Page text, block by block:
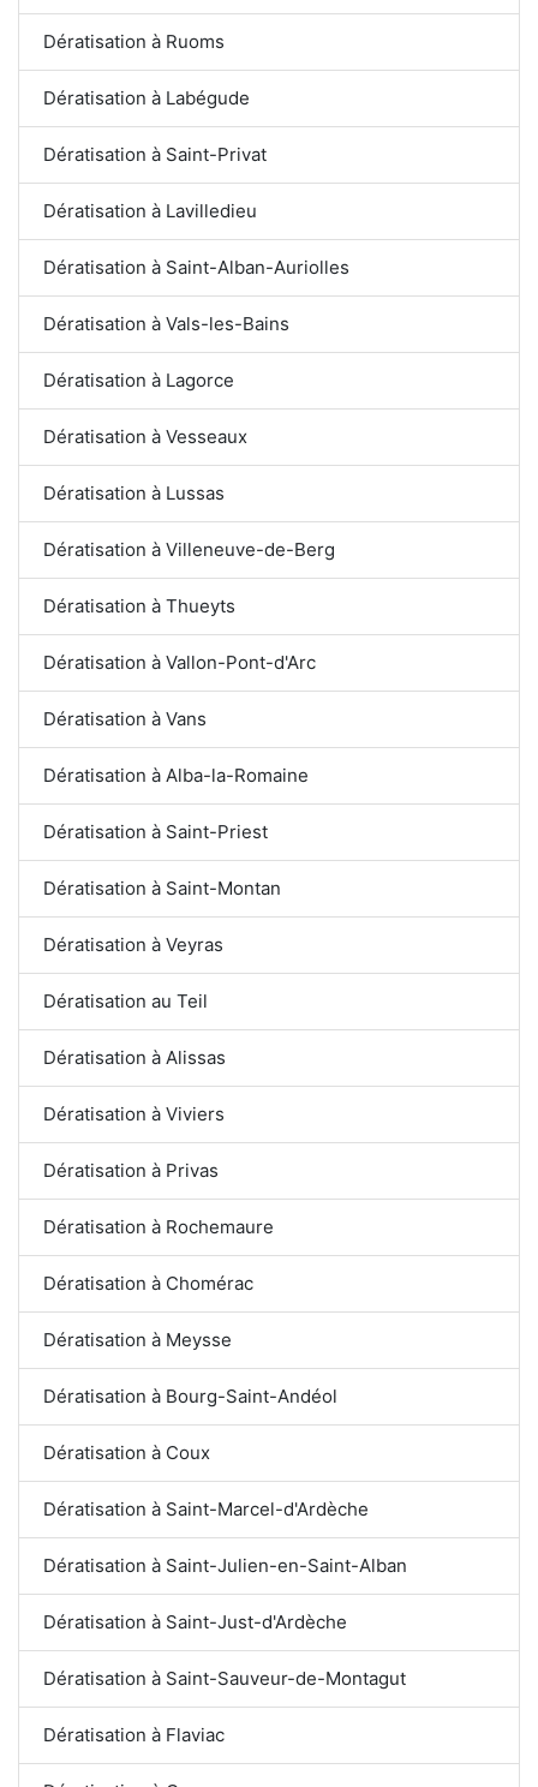
Dératisation à Ruoms
Dératisation à Labégude
Dératisation à Saint-Privat
Dératisation à Lavilledieu
Dératisation à Saint-Alban-Auriolles
Dératisation à Vals-les-Bains
Dératisation à Lagorce
Dératisation à Vesseaux
Dératisation à Lussas
Dératisation à Villeneuve-de-Berg
Dératisation à Thueyts
Dératisation à Vallon-Pont-d'Arc
Dératisation à Vans
Dératisation à Alba-la-Romaine
Dératisation à Saint-Priest
Dératisation à Saint-Montan
Dératisation à Veyras
Dératisation au Teil
Dératisation à Alissas
Dératisation à Viviers
Dératisation à Privas
Dératisation à Rochemaure
Dératisation à Chomérac
Dératisation à Meysse
Dératisation à Bourg-Saint-Andéol
Dératisation à Coux
Dératisation à Saint-Marcel-d'Ardèche
Dératisation à Saint-Julien-en-Saint-Alban
Dératisation à Saint-Just-d'Ardèche
Dératisation à Saint-Sauveur-de-Montagut
Dératisation à Flaviac